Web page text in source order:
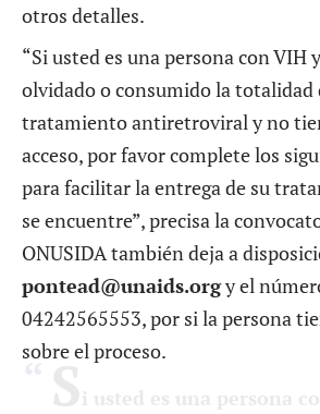
otros detalles.
“Si usted es una persona con VIH
olvidado o consumido la totalidad
tratamiento antiretroviral y no
acceso, por favor complete los
para facilitar la entrega de su
se encuentre”, precisa la
ONUSIDA también deja a
pontead@unaids.orgy el
04242565553, por si la persona
sobre el proceso.